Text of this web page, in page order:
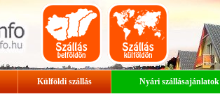
Külföldi szállás Nyári szállásajánlatok